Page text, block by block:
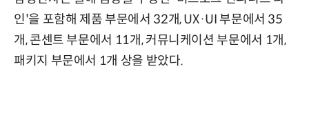
인'을 포함해 제품 부문에서 32개, UX·UI 부문에서 35
개, 콘센트 부문에서 11개, 커뮤니케이션 부문에서 1개,
패키지 부문에서 1개 상을 받았다.